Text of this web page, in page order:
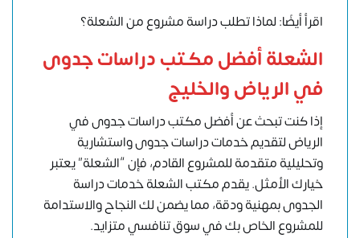
اقرأ أيضًا: لماذا تطلب دراسة مشروع من الشعلة؟
الشعلة أفضل مكتب دراسات جدوى
في الرياض والخليج
إذا كنت تبحث عن أفضل مكتب دراسات جدوى في
الرياض لتقديم خدمات دراسات جدوى واستشارية
وتحليلية متقدمة للمشروع القادم، فإن “الشعلة” يعتبر
خيارك الأمثل. يقدم مكتب الشعلة خدمات دراسة
الجدوى بمهنية ودقة، مما يضمن لك النجاح والاستدامة
للمشروع الخاص بك في سوق تنافسي متزايد.